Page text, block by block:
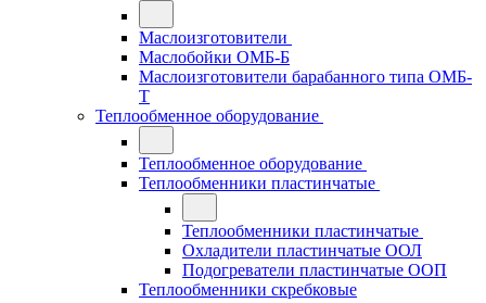
Маслоизготовители
Маслобойки ОМБ-Б
Маслоизготовители барабанного типа ОМБ-
Т
Теплообменное оборудование
Теплообменное оборудование
Теплообменники пластинчатые
Теплообменники пластинчатые
Охладители пластинчатые ООЛ
Подогреватели пластинчатые ООП
Теплообменники скребковые